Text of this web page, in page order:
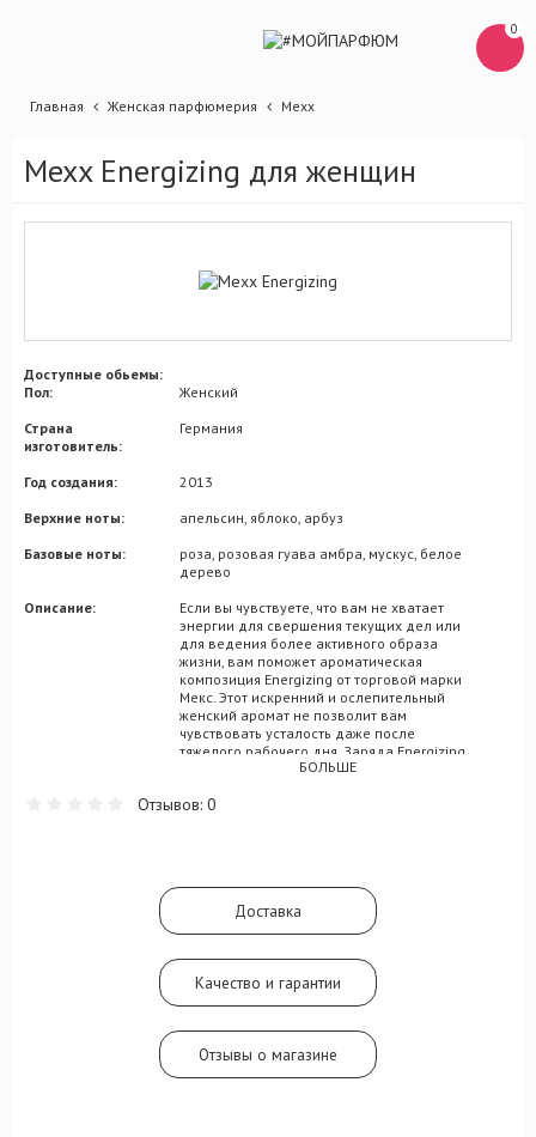
0
Главная Женская парфюмерия Mexx
Mexx Energizing для женщин
Доступные обьемы:
Пол:
Женский
Страна
изготовитель:
Германия
Год создания:
2013
Верхние ноты:
апельсин, яблоко, арбуз
Базовые ноты:
роза, розовая гуава амбра, мускус, белое
дерево
Описание:
Если вы чувствуете, что вам не хватает
энергии для свершения текущих дел или
для ведения более активного образа
жизни, вам поможет ароматическая
композиция Energizing от торговой марки
Мекс. Этот искренний и ослепительный
женский аромат не позволит вам
чувствовать усталость даже после
тяжелого рабочего дня. Заряда Energizing
от Мекс с головой хватит и на работу, и на
под луной, завершающиеся встречей
энергетика, в который вошли
сбалансированные нотки яблока, арбуза,
розы, светлой древесины, мускуса и
БОЛЬШЕ
Отзывов: 0
Доставка
Качество и гарантии
Отзывы о магазине